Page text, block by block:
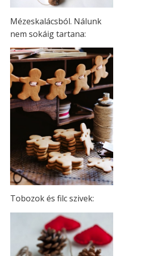
Mézeskalácsból. Nálunk
nem sokáig tartana:
Tobozok és filc szivek: